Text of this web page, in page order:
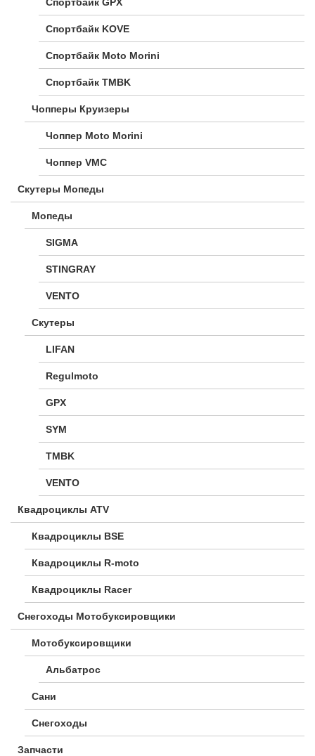
Спортбайк KOVE
Спортбайк Moto Morini
Спортбайк TMBK
Чопперы Круизеры
Чоппер Moto Morini
Чоппер VMC
Скутеры Мопеды
Мопеды
SIGMA
STINGRAY
VENTO
Скутеры
LIFAN
Regulmoto
GPX
SYM
TMBK
VENTO
Квадроциклы ATV
Квадроциклы BSE
Квадроциклы R-moto
Квадроциклы Racer
Снегоходы Мотобуксировщики
Мотобуксировщики
Альбатрос
Сани
Снегоходы
Запчасти